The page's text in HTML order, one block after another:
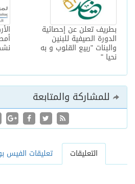
بطريف تعلن عن إحصائية
الدورة الصيفية للبنين
والبنات "ربيع القلوب و به
نحيا "
للمشاركة والمتابعة
التعليقات تعليقات الفيس